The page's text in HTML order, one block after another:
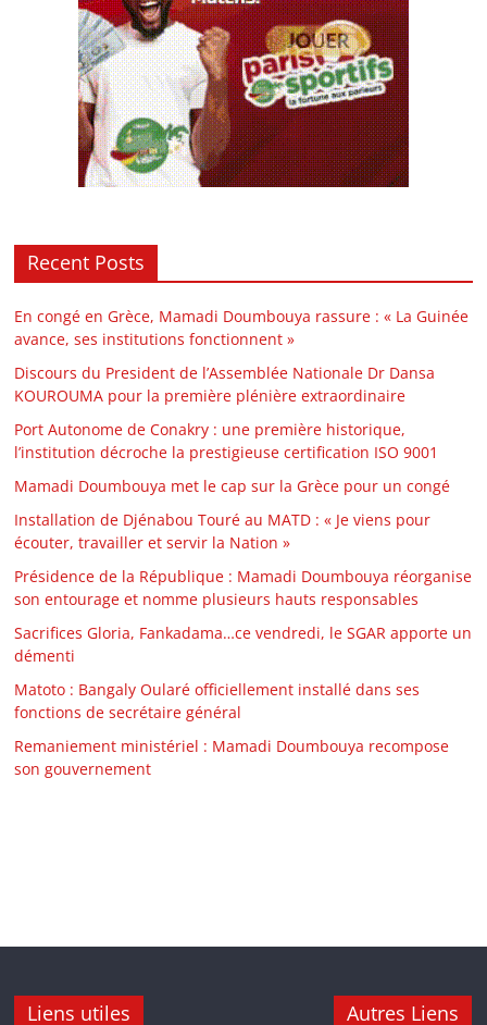
Recent Posts
En congé en Grèce, Mamadi Doumbouya rassure : « La Guinée
avance, ses institutions fonctionnent »
Discours du President de l’Assemblée Nationale Dr Dansa
KOUROUMA pour la première plénière extraordinaire
Port Autonome de Conakry : une première historique,
l’institution décroche la prestigieuse certification ISO 9001
Mamadi Doumbouya met le cap sur la Grèce pour un congé
Installation de Djénabou Touré au MATD : « Je viens pour
écouter, travailler et servir la Nation »
Présidence de la République : Mamadi Doumbouya réorganise
son entourage et nomme plusieurs hauts responsables
Sacrifices Gloria, Fankadama…ce vendredi, le SGAR apporte un
démenti
Matoto : Bangaly Oularé officiellement installé dans ses
fonctions de secrétaire général
Remaniement ministériel : Mamadi Doumbouya recompose
son gouvernement
Liens utiles Autres Liens